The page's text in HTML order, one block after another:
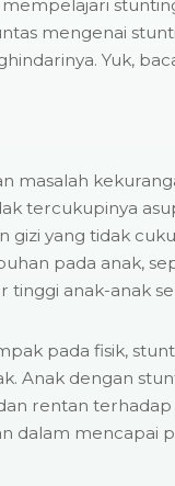
mengenai
Yuk,
masalah
tercukupinya
gizi yang tidak
pada anak,
tinggi anak-anak
pada fisik,
Anak dengan
rentan
dalam mencapai